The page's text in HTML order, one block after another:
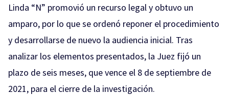
Linda “N” promovió un recurso legal y obtuvo un
amparo, por lo que se ordenó reponer el procedimiento
y desarrollarse de nuevo la audiencia inicial. Tras
analizar los elementos presentados, la Juez fijó un
plazo de seis meses, que vence el 8 de septiembre de
2021, para el cierre de la investigación.